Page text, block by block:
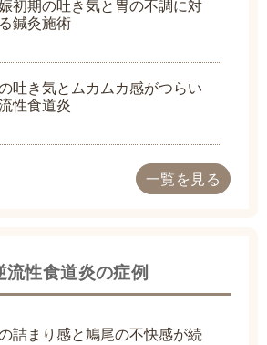
初期の吐き気と胃の不調に対
鍼灸施術
吐き気とムカムカ感がつらい
性食道炎
一覧を見る
流性食道炎の症例
詰まり感と鳩尾の不快感が続